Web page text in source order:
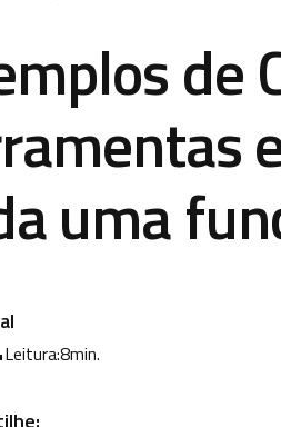
de
uma
Leitura:8min.